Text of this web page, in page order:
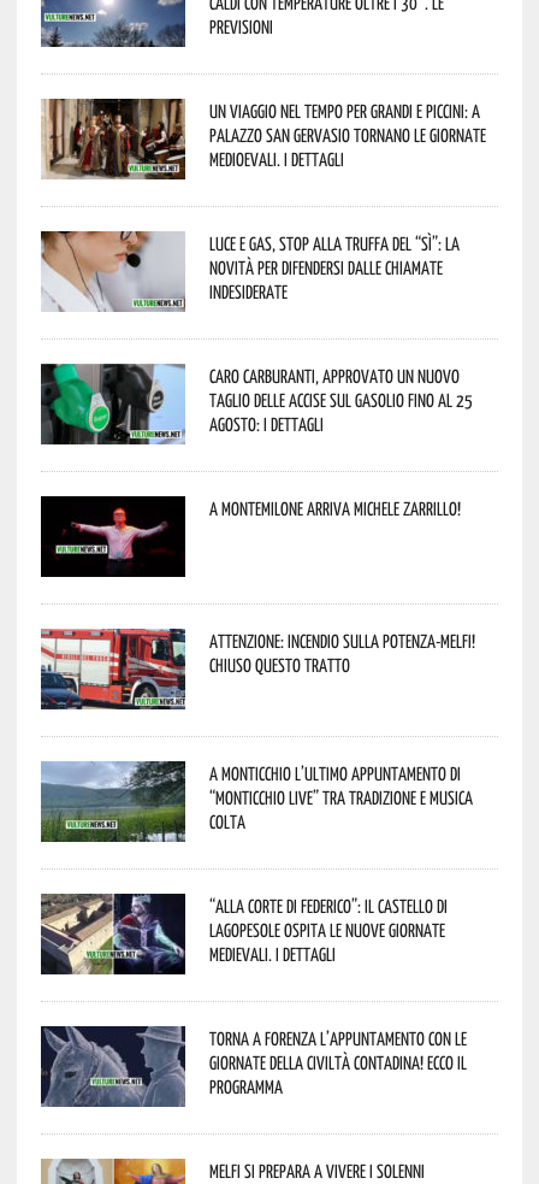
previsioni
Un viaggio nel tempo per grandi e piccini: a
Palazzo San Gervasio tornano le Giornate
Medioevali. I dettagli
Luce e gas, stop alla truffa del “Sì”: la
novità per difendersi dalle chiamate
indesiderate
Caro carburanti, approvato un nuovo
taglio delle accise sul gasolio fino al 25
agosto: i dettagli
A Montemilone arriva Michele Zarrillo!
Attenzione: incendio sulla Potenza-Melfi!
Chiuso questo tratto
A Monticchio l’ultimo appuntamento di
“Monticchio Live” tra tradizione e musica
colta
“Alla corte di Federico”: il Castello di
Lagopesole ospita le nuove Giornate
Medievali. I dettagli
Torna a Forenza l’appuntamento con le
Giornate della Civiltà Contadina! Ecco il
programma
Melfi si prepara a vivere i solenni